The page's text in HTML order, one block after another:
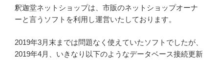
釈迦堂ネットショップは、市販のネットショップオーナ
ーと言うソフトを利用し運営いたしております。
2019年3月末までは問題なく使えていたソフトでしたが、
2019年4月、いきなり以下のようなデータベース接続更新